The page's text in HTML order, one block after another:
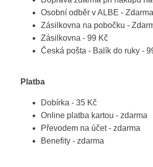
Osobní odběr v ALBE - Zdarma
Zásilkovna na pobočku -
Zásilkovna - 99 Kč
Česká pošta - Balík do ruky -
Platba
Dobírka - 35 Kč
Online platba kartou - zdarma
Převodem na účet - zdarma
Benefity - zdarma